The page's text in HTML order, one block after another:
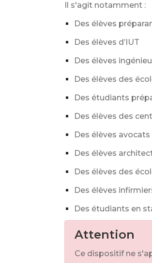
Il s'agit notamment :
Des élèves
Des élèves d’IUT
Des élèves
Des élèves des
Des étudiants
Des élèves des
Des élèves
Des élèves
Des élèves des
Des élèves
Des étudiants en
Attention
Ce dispositif ne